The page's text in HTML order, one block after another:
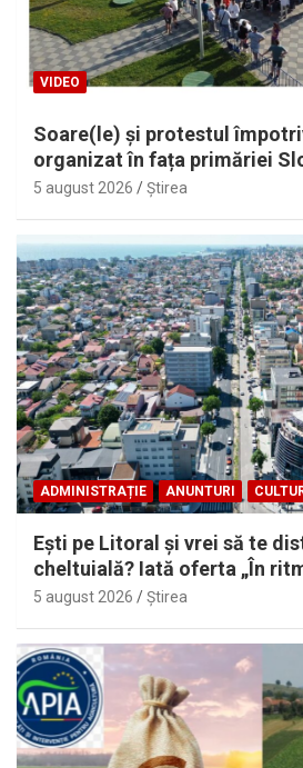
VIDEO
Soare(le) și protestul
organizat în fața primăriei
5 august 2026 Ştirea
ADMINISTRAȚIE ANUNTURI
Eşti pe Litoral şi vrei să te
cheltuială? Iată oferta „În
5 august 2026 Ştirea